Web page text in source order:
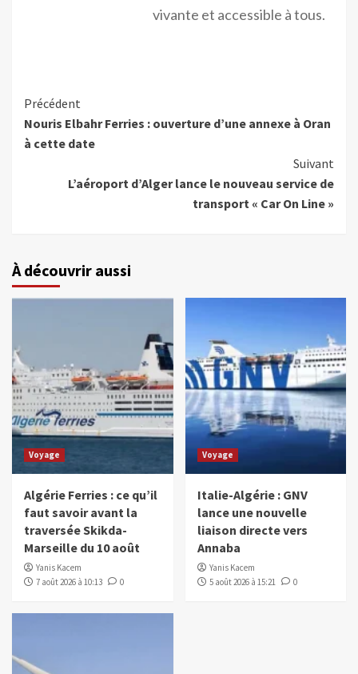
vivante et accessible à tous.
Précédent
Nouris Elbahr Ferries : ouverture d’une annexe à Oran
à cette date
Suivant
L’aéroport d’Alger lance le nouveau service de
transport « Car On Line »
À découvrir aussi
Voyage
Algérie Ferries : ce qu’il
faut savoir avant la
traversée Skikda-
Marseille du 10 août
Yanis Kacem
7 août 2026 à 10:13
0
Voyage
Italie-Algérie : GNV
lance une nouvelle
liaison directe vers
Annaba
Yanis Kacem
5 août 2026 à 15:21
0